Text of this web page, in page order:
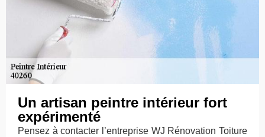
Un artisan peintre intérieur fort
expérimenté
Pensez à contacter l’entreprise WJ Rénovation Toiture